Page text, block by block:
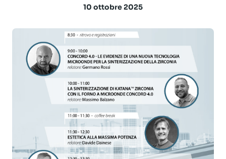
10 ottobre 2025